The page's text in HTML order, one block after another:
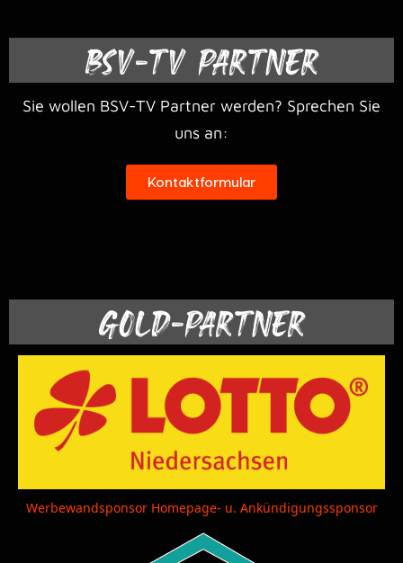
BSV-TV PARTNER
Sie wollen BSV-TV Partner werden? Sprechen Sie
uns an:
Kontaktformular
GOLD-PARTNER
Werbewandsponsor Homepage- u. Ankündigungssponsor